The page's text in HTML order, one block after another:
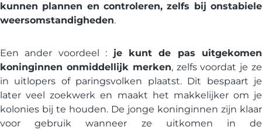
kunnen plannen en controleren, zelfs bij onstabiele
weersomstandigheden.
Een ander voordeel : je kunt de pas uitgekomen
koninginnen onmiddellijk merken, zelfs voordat je ze
in uitlopers of paringsvolken plaatst. Dit bespaart je
later veel zoekwerk en maakt het makkelijker om je
kolonies bij te houden. De jonge koninginnen zijn klaar
voor gebruik wanneer ze uitkomen in de